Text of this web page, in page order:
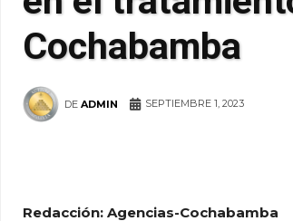
Cochabamba
DE ADMIN SEPTIEMBRE 1, 2023
Redacción: Agencias-Cochabamba